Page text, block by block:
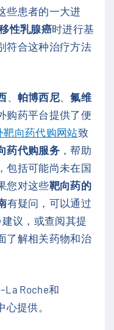
些患者的一大进
性乳腺癌时进行基
符合这种治疗方法
、 帕博西尼、氟维
购药平台提供了便
靶向药代购网站致
药代购服务 ，帮助
包括可能尚未在国
您对这些靶向药的
有疑问，可以通过
议，或查阅其提
了解相关药物和治
Roche和
提供。